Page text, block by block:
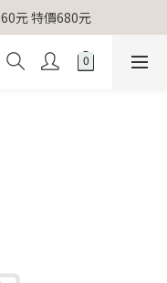
香遇熊超人行李吊牌
元 特價680元
起